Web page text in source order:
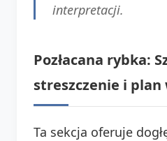
interpretacji.
Pozłacana rybka:
streszczenie i plan
Ta sekcja oferuje